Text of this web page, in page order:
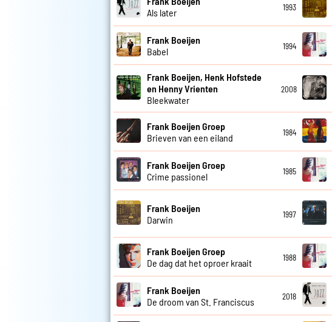
Als later
1993
Frank Boeijen
Babel
1994
Frank Boeijen, Henk Hofstede
en Henny Vrienten
Bleekwater
2008
Frank Boeijen Groep
Brieven van een eiland
1984
Frank Boeijen Groep
Crime passionel
1985
Frank Boeijen
Darwin
1997
Frank Boeijen Groep
De dag dat het oproer kraait
1988
Frank Boeijen
De droom van St. Franciscus
2018